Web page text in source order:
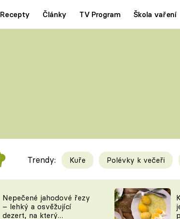
Recepty Články TV Program Škola vaření
Videorecepty
TEĎ VAŘÍ ŠÉF!
Tipy a
KAM ZA
Trendy: Kuře Polévky k večeři
Nepečené jahodové řezy
– lehký a osvěžující
dezert, na který